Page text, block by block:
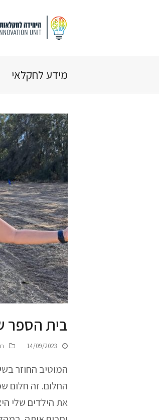
מידע לחקלאי
בית הספר
14/09/2023
המוטיב החוזר
החלום. זה חלום
את הילדים שלי